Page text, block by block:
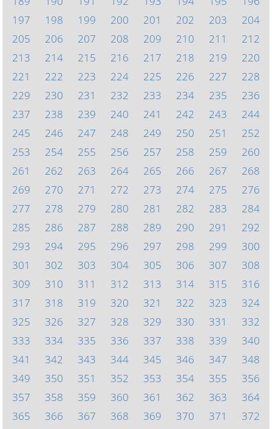
197
198 199 200 201 202 203
204
205
206 207 208 209 210 211
212
213
214 215 216 217 218 219
220
221
222 223 224 225 226 227
228
229
230 231 232 233 234 235
236
237
238 239 240 241 242 243
244
245
246 247 248 249 250 251
252
253
254 255 256 257 258 259
260
261
262 263 264 265 266 267
268
269
270 271 272 273 274 275
276
277
278 279 280 281 282 283
284
285
286 287 288 289 290 291
292
293
294 295 296 297 298 299
300
301
302 303 304 305 306 307
308
309
310 311 312 313 314 315
316
317
318 319 320 321 322 323
324
325
326 327 328 329 330 331
332
333
334 335 336 337 338 339
340
341
342 343 344 345 346 347
348
349
350 351 352 353 354 355
356
357
358 359 360 361 362 363
364
365
366 367 368 369 370 371
372